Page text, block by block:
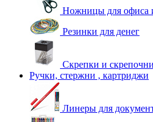
Ножницы для офиса
Резинки для денег
Скрепки и
Ручки, стержни , картриджи
Линеры для